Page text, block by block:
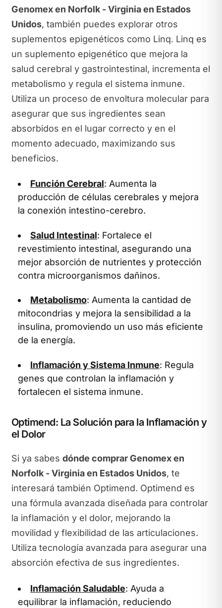
Genomex en Norfolk - Virginia en Estados
Unidos, también puedes explorar otros
suplementos epigenéticos como Linq. Linq es
un suplemento epigenético que mejora la
salud cerebral y gastrointestinal, incrementa el
metabolismo y regula el sistema inmune.
Utiliza un proceso de envoltura molecular para
asegurar que sus ingredientes sean
absorbidos en el lugar correcto y en el
momento adecuado, maximizando sus
beneficios.
Función Cerebral: Aumenta la
producción de células cerebrales y mejora
la conexión intestino-cerebro.
Salud Intestinal: Fortalece el
revestimiento intestinal, asegurando una
mejor absorción de nutrientes y protección
contra microorganismos dañinos.
Metabolismo: Aumenta la cantidad de
mitocondrias y mejora la sensibilidad a la
insulina, promoviendo un uso más eficiente
de la energía.
Inflamación y Sistema Inmune: Regula
genes que controlan la inflamación y
fortalecen el sistema inmune.
Optimend: La Solución para la Inflamación y
el Dolor
Si ya sabes dónde comprar Genomex en
Norfolk - Virginia en Estados Unidos, te
interesará también Optimend. Optimend es
una fórmula avanzada diseñada para controlar
la inflamación y el dolor, mejorando la
movilidad y flexibilidad de las articulaciones.
Utiliza tecnología avanzada para asegurar una
absorción efectiva de sus ingredientes.
Inflamación Saludable: Ayuda a
equilibrar la inflamación, reduciendo